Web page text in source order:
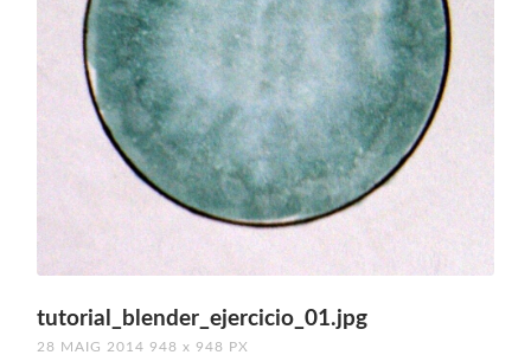
tutorial_blender_ejercicio_01.jpg
28 MAIG 2014 948x 948 PX